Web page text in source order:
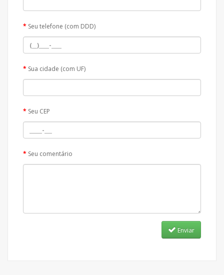
Seu telefone (com DDD)
Sua cidade (com UF)
Seu CEP
Seu comentário
Enviar